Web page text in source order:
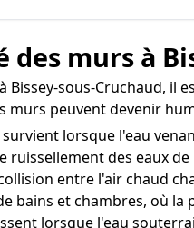
murs à
sous-Cruchaud, il
murs peuvent devenir
lorsque l'eau
ruissellement des eaux
entre l'air chaud
bains et chambres, où
lorsque l'eau